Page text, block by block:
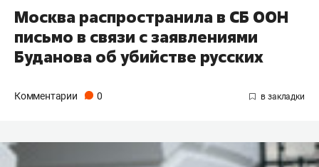
Москва распространила в СБ ООН
письмо в связи с заявлениями
Буданова об убийстве русских
Комментарии 0